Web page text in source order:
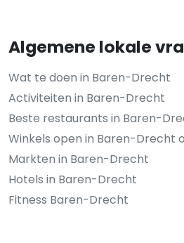
Algemene lokale
Wat te doen in Baren-Drecht
Activiteiten in Baren-Drecht
Beste restaurants in Baren-
Winkels open in Baren-Drecht
Markten in Baren-Drecht
Hotels in Baren-Drecht
Fitness Baren-Drecht